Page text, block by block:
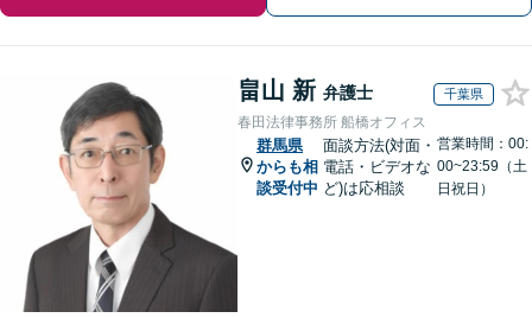
畠山 新 弁護士 千葉県
春田法律事務所 船橋オフィス
群馬県
からも相
談受付中
面談方法(対面・
電話・ビデオな
ど)は応相談
営業時間：00:
00~23:59（土
日祝日）